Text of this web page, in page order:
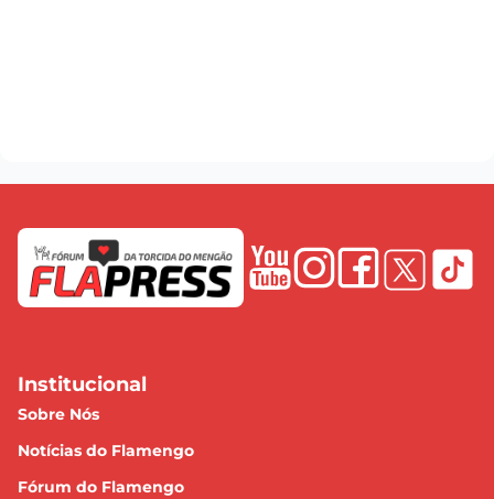
Institucional
Sobre Nós
Notícias do Flamengo
Fórum do Flamengo